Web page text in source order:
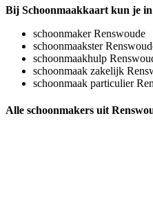
Bij Schoonmaakkaart kun je
schoonmaker Renswoude
schoonmaakster
schoonmaakhulp
schoonmaak zakelijk
schoonmaak particulier
Alle schoonmakers uit